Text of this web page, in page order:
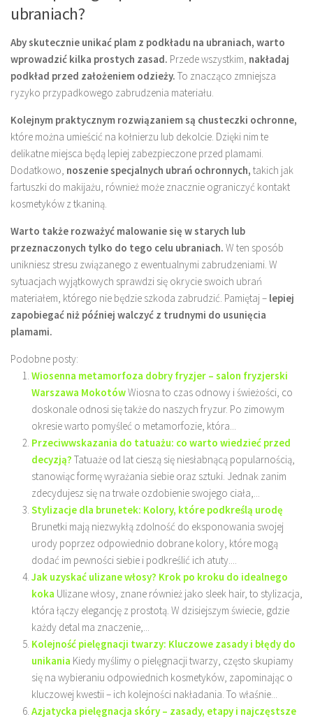
ubraniach?
Aby skutecznie unikać plam z podkładu na ubraniach, warto
wprowadzić kilka prostych zasad. Przede wszystkim, nakładaj
podkład przed założeniem odzieży. To znacząco zmniejsza
ryzyko przypadkowego zabrudzenia materiału.
Kolejnym praktycznym rozwiązaniem są chusteczki ochronne,
które można umieścić na kołnierzu lub dekolcie. Dzięki nim te
delikatne miejsca będą lepiej zabezpieczone przed plamami.
Dodatkowo, noszenie specjalnych ubrań ochronnych, takich jak
fartuszki do makijażu, również może znacznie ograniczyć kontakt
kosmetyków z tkaniną.
Warto także rozważyć malowanie się w starych lub
przeznaczonych tylko do tego celu ubraniach. W ten sposób
unikniesz stresu związanego z ewentualnymi zabrudzeniami. W
sytuacjach wyjątkowych sprawdzi się okrycie swoich ubrań
materiałem, którego nie będzie szkoda zabrudzić. Pamiętaj – lepiej
zapobiegać niż później walczyć z trudnymi do usunięcia
plamami.
Podobne posty:
Wiosenna metamorfoza dobry fryzjer – salon fryzjerski
Warszawa MokotówWiosna to czas odnowy i świeżości, co
doskonale odnosi się także do naszych fryzur. Po zimowym
okresie warto pomyśleć o metamorfozie, która...
Przeciwwskazania do tatuażu: co warto wiedzieć przed
decyzją? Tatuaże od lat cieszą się niesłabnącą popularnością,
stanowiąc formę wyrażania siebie oraz sztuki. Jednak zanim
zdecydujesz się na trwałe ozdobienie swojego ciała,...
Stylizacje dla brunetek: Kolory, które podkreślą urodę
Brunetki mają niezwykłą zdolność do eksponowania swojej
urody poprzez odpowiednio dobrane kolory, które mogą
dodać im pewności siebie i podkreślić ich atuty....
Jak uzyskać ulizane włosy? Krok po kroku do idealnego
koka Ulizane włosy, znane również jako sleek hair, to stylizacja,
która łączy elegancję z prostotą. W dzisiejszym świecie, gdzie
każdy detal ma znaczenie,...
Kolejność pielęgnacji twarzy: Kluczowe zasady i błędy do
unikania Kiedy myślimy o pielęgnacji twarzy, często skupiamy
się na wybieraniu odpowiednich kosmetyków, zapominając o
kluczowej kwestii – ich kolejności nakładania. To właśnie...
Azjatycka pielęgnacja skóry – zasady, etapy i najczęstsze